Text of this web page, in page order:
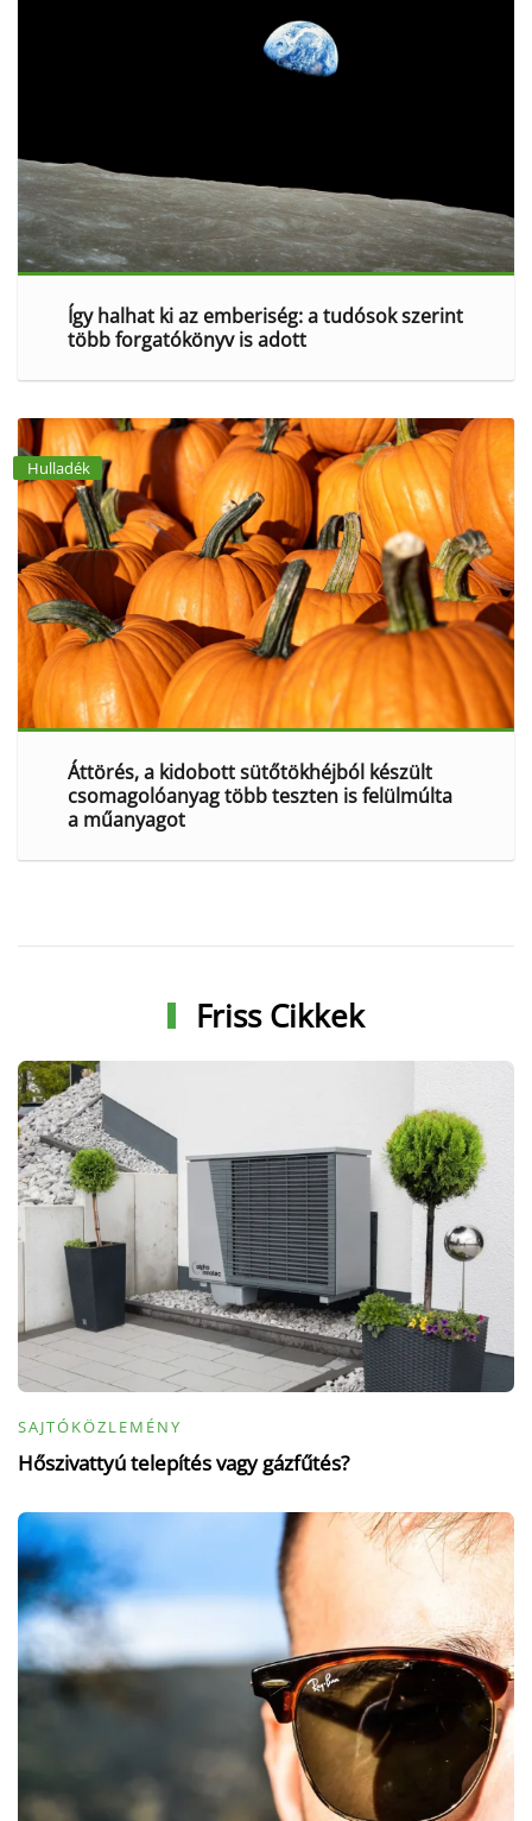
Így halhat ki az emberiség: a tudósok szerint
több forgatókönyv is adott
Hulladék
Áttörés, a kidobott sütőtökhéjból készült
csomagolóanyag több teszten is felülmúlta
a műanyagot
Friss Cikkek
SAJTÓKÖZLEMÉNY
Hőszivattyú telepítés vagy gázfűtés?